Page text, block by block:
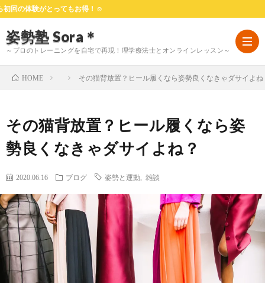
がとってもお得！☺
姿勢塾 Sora＊
～プロのトレーニングを自宅で再現！理学療法士とオンラインレッスン～
め
て
金
プ
お
客
よ
HOME その猫背放置？ヒール履くなら姿勢良くなきゃダサイよね
その猫背放置？ヒール履くなら姿
勢良くなきゃダサイよね？
2020.06.16 ブログ 姿勢と運動 雑談